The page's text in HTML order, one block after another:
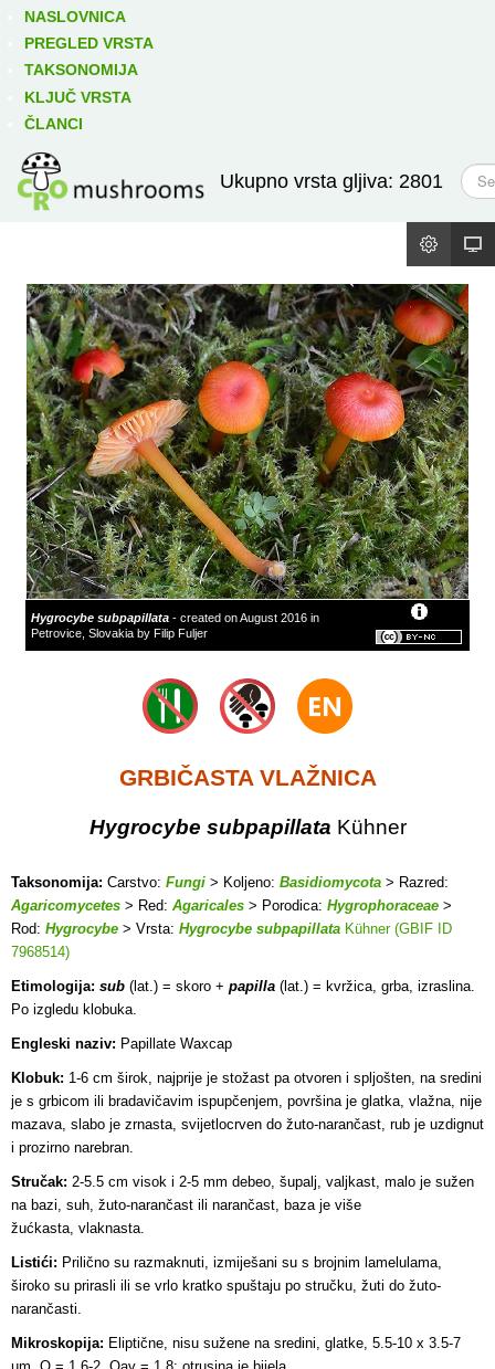
NASLOVNICA
PREGLED VRSTA
TAKSONOMIJA
KLJUČ VRSTA
ČLANCI
Ukupno vrsta gljiva: 2801
T
r
ž
Hygrocybe subpapillata - created on August 2016 in
Petrovice, Slovakia by Filip Fuljer
GRBIČASTA VLAŽNICA
Hygrocybe subpapillata Kühner
Taksonomija: Carstvo: Fungi > Koljeno: Basidiomycota > Razred:
Agaricomycetes > Red: Agaricales > Porodica: Hygrophoraceae >
Rod: Hygrocybe > Vrsta: Hygrocybe subpapillata Kühner (GBIF ID
7968514)
Etimologija: sub (lat.) = skoro + papilla (lat.) = kvržica, grba, izraslina.
Po izgledu klobuka.
Engleski naziv: Papillate Waxcap
Klobuk: 1-6 cm širok, najprije je stožast pa otvoren i spljošten, na sredini
je s grbicom ili bradavičavim ispupčenjem, površina je glatka, vlažna, nije
mazava, slabo je zrnasta, svijetlocrven do žuto-narančast, rub je uzdignut
i prozirno narebran.
Stručak: 2-5.5 cm visok i 2-5 mm debeo, šupalj, valjkast, malo je sužen
na bazi, suh, žuto-narančast ili narančast, baza je više
žućkasta, vlaknasta.
Listići: Prilično su razmaknuti, izmiješani su s brojnim lamelulama,
široko su prirasli ili se vrlo kratko spuštaju po stručku, žuti do žuto-
narančasti.
Mikroskopija: Eliptične, nisu sužene na sredini, glatke, 5.5-10 x 3.5-7
Izravno podređene niže takse: